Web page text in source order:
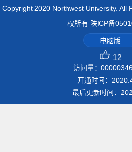
Copyright 2020 Northwest University. All
权所有 陕ICP备
电脑版
12
访问量：
开通时间： 2020
最后更新时间：